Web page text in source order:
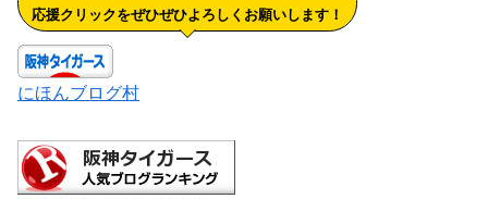
応援クリックをぜひぜひよろしくお願いします！
にほんブログ村